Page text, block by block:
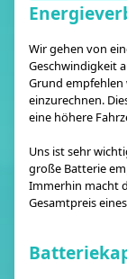
Wir gehen von
Geschwindigkeit
Grund
einzurechnen.
eine höhere
Uns ist sehr
große Batterie
Immerhin macht
Gesamtpreis